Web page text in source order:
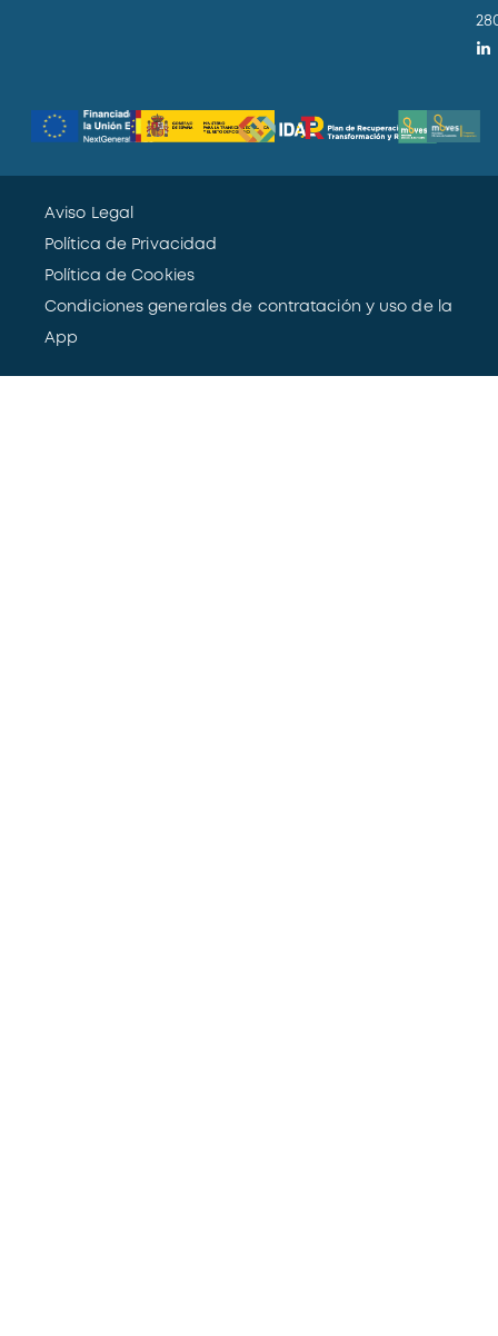
Aviso Legal
Política de Privacidad
Política de Cookies
Condiciones generales de contratación y uso de la
App